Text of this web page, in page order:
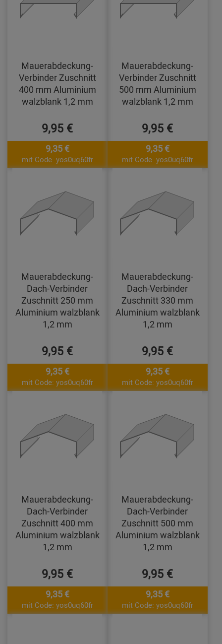
Mauerabdeckung-
Verbinder Zuschnitt
400 mm Aluminium
walzblank 1,2 mm
9,95 €
9,35 €
mit Code: yos0uq60fr
Mauerabdeckung-
Verbinder Zuschnitt
500 mm Aluminium
walzblank 1,2 mm
9,95 €
9,35 €
mit Code: yos0uq60fr
Mauerabdeckung-
Dach-Verbinder
Zuschnitt 250 mm
Aluminium walzblank
1,2 mm
9,95 €
9,35 €
mit Code: yos0uq60fr
Mauerabdeckung-
Dach-Verbinder
Zuschnitt 330 mm
Aluminium walzblank
1,2 mm
9,95 €
9,35 €
mit Code: yos0uq60fr
Mauerabdeckung-
Dach-Verbinder
Zuschnitt 400 mm
Aluminium walzblank
1,2 mm
9,95 €
9,35 €
mit Code: yos0uq60fr
Mauerabdeckung-
Dach-Verbinder
Zuschnitt 500 mm
Aluminium walzblank
1,2 mm
9,95 €
9,35 €
mit Code: yos0uq60fr